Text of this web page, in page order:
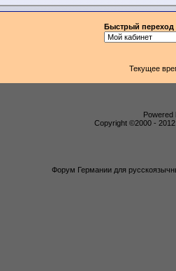
Быстрый переход
Текущее
Powered
Copyright ©2000 -
Форум Германии для